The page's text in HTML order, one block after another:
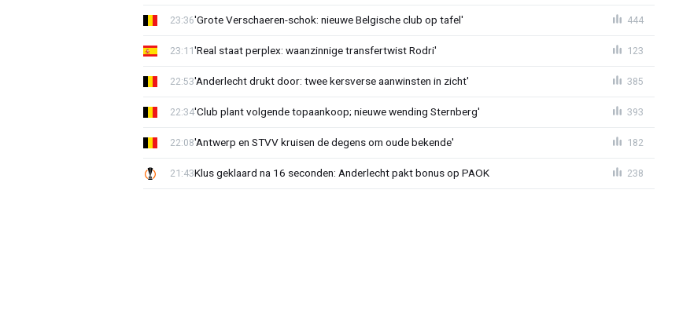
'Grote Verschaeren-schok: nieuwe Belgische club op tafel'
23:36 444
'Real staat perplex: waanzinnige transfertwist Rodri'
23:11 123
'Anderlecht drukt door: twee kersverse aanwinsten in zicht'
22:53 385
'Club plant volgende topaankoop; nieuwe wending Sternberg'
22:34 393
'Antwerp en STVV kruisen de degens om oude bekende'
22:08 182
Klus geklaard na 16 seconden: Anderlecht pakt bonus op PAOK
21:43 238